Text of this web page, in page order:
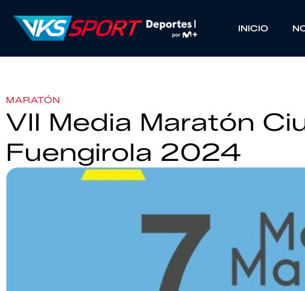
INICIO
MARATÓN
VII Media Maratón
Fuengirola 2024